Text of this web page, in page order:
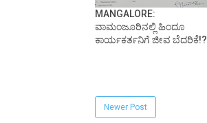
MANGALORE:
ವಾಮಂಜೂರಿನಲ್ಲಿ ಹಿಂದೂ
ಕಾರ್ಯಕರ್ತನಿಗೆ ಜೀವ ಬೆದರಿಕೆ!?
Newer Post